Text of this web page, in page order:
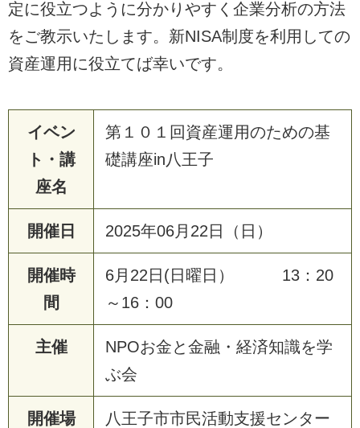
定に役立つように分かりやすく企業分析の方法
をご教示いたします。新NISA制度を利用しての
資産運用に役立てば幸いです。
イベン
ト・講
座名
第１０１回資産運用のための基
礎講座in八王子
開催日 2025年06月22日（日）
開催時
間
6月22日(日曜日） 13：20
～16：00
主催
NPOお金と金融・経済知識を学
ぶ会
開催場
八王子市市民活動支援センター